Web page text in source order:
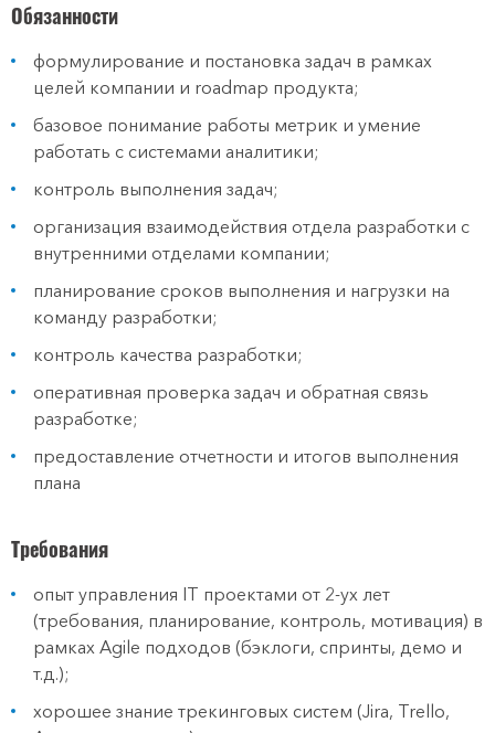
Обязанности
формулирование и постановка задач в рамках
целей компании и roadmap продукта;
базовое понимание работы метрик и умение
работать с системами аналитики;
контроль выполнения задач;
организация взаимодействия отдела разработки с
внутренними отделами компании;
планирование сроков выполнения и нагрузки на
команду разработки;
контроль качества разработки;
оперативная проверка задач и обратная связь
разработке;
предоставление отчетности и итогов выполнения
плана
Требования
опыт управления IT проектами от 2-ух лет
(требования, планирование, контроль, мотивация) в
рамках Agile подходов (бэклоги, спринты, демо и
т.д.);
хорошее знание трекинговых систем (Jira, Trello,